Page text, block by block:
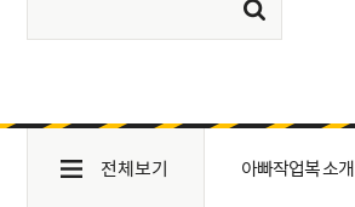
전체보기 아빠작업복 소개